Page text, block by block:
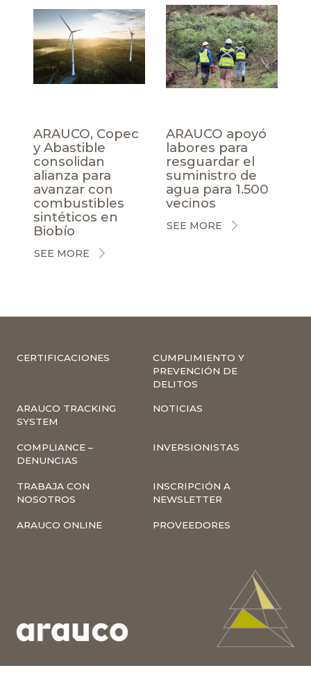
ARAUCO, Copec
y Abastible
consolidan
alianza para
avanzar con
combustibles
sintéticos en
Biobío
SEE MORE
ARAUCO apoyó
labores para
resguardar el
suministro de
agua para 1.500
vecinos
SEE MORE
CERTIFICACIONES
CUMPLIMIENTO Y
PREVENCIÓN DE
DELITOS
ARAUCO TRACKING
SYSTEM
NOTICIAS
COMPLIANCE –
DENUNCIAS
INVERSIONISTAS
TRABAJA CON
NOSOTROS
INSCRIPCIÓN A
NEWSLETTER
ARAUCO ONLINE PROVEEDORES